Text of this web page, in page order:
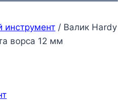
инструмент / Валик Hardy
ворса 12 мм